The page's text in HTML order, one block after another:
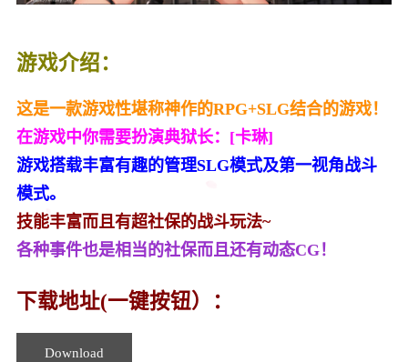
游戏介绍：
这是一款游戏性堪称神作的RPG+SLG结合的游戏！
在游戏中你需要扮演典狱长：[卡琳]
游戏搭载丰富有趣的管理SLG模式及第一视角战斗
模式。
技能丰富而且有超社保的战斗玩法~
各种事件也是相当的社保而且还有动态CG！
下载地址(一键按钮）：
Download